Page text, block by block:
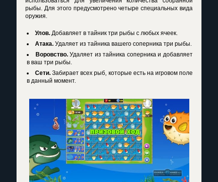
рыбы. Для этого предусмотрено четыре специальных вида
оружия.
Улов. Добавляет в тайник три рыбы с любых ячеек.
Атака. Удаляет из тайника вашего соперника три рыбы.
Воровство.Удаляет из тайника соперника и добавляет
в ваш три рыбы.
Сети. Забирает всех рыб, которые есть на игровом поле
в данный момент.